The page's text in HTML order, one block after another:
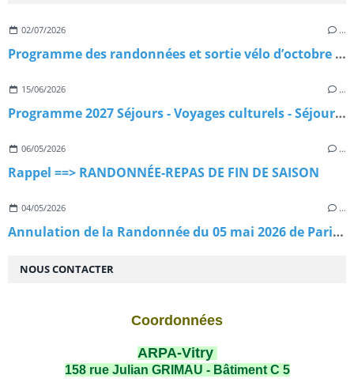
02/07/2026 …
Programme des randonnées et sortie vélo d’octobre à décembre 2026
15/06/2026 …
Programme 2027 Séjours - Voyages culturels - Séjours Randonnées
06/05/2026 …
Rappel ==> RANDONNÉE-REPAS DE FIN DE SAISON
04/05/2026 …
Annulation de la Randonnée du 05 mai 2026 de Paris à Versailles
NOUS CONTACTER
Coordonnées
ARPA-Vitry
158 rue Julian GRIMAU - Bâtiment C 5